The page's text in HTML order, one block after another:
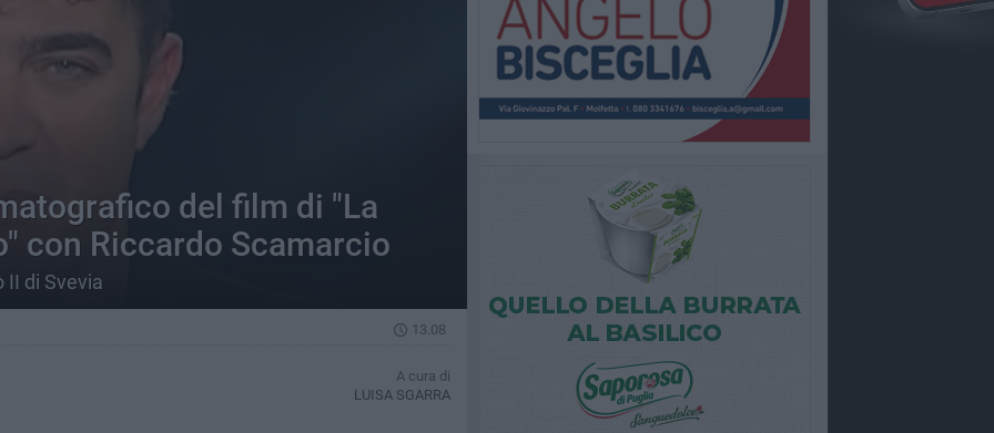
del film di "La
con Riccardo Scamarcio
II di Svevia
13.08
A cura di
LUISA SGARRA